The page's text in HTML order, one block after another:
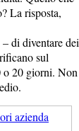
La risposta,
di diventare dei
sul
o 20 giorni. Non
azienda